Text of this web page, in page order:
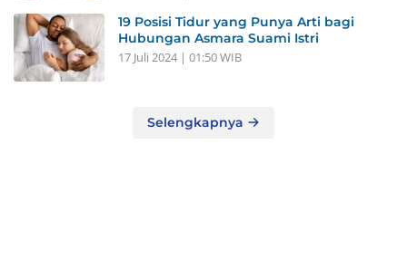
19 Posisi Tidur yang Punya Arti bagi
Hubungan Asmara Suami Istri
17 Juli 2024 | 01:50 WIB
Selengkapnya